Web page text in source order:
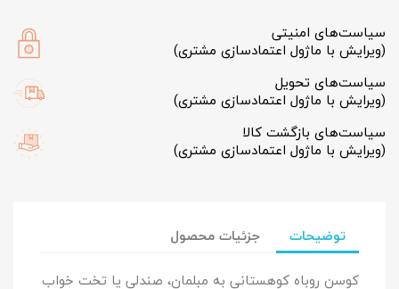
سیاست‌های امنیتی
(ویرایش با ماژول اعتمادسازی مشتری)
سیاست‌های تحویل
(ویرایش با ماژول اعتمادسازی مشتری)
سیاست‌های بازگشت کالا
(ویرایش با ماژول اعتمادسازی مشتری)
توضیحات
جزئیات محصول
کوسن روباه کوهستانی به مبلمان، صندلی یا تخت خواب
انصراف ایجاد لیست علاقمندی‌ها